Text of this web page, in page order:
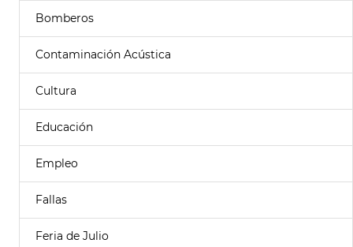
Bomberos
Contaminación Acústica
Cultura
Educación
Empleo
Fallas
Feria de Julio